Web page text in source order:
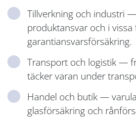
Tillverkning och industri
produktansvar och i vissa
garantiansvarsförsäkring.
Transport och logistik —
täcker varan under
Handel och butik —
glasförsäkring och